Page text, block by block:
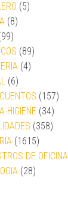
(5)
(8)
(89)
(4)
(6)
(157)
HIGIENE (34)
(358)
(1615)
DE OFICINA
(28)